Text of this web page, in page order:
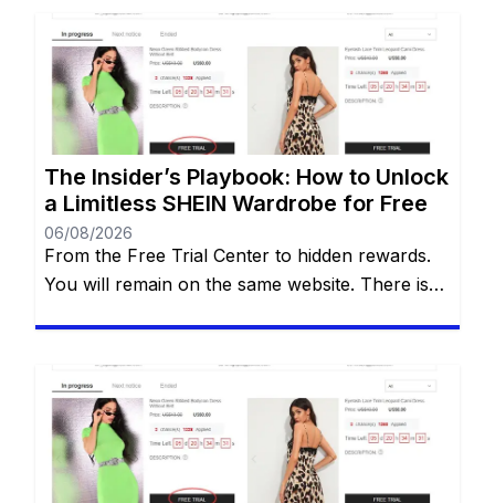
social media about the highly coveted SHEIN
Free Trial Center. However, locating this hidden
gem—and more importantly, actually getting
your applications approved—can often […]
The Insider’s Playbook: How to Unlock
a Limitless SHEIN Wardrobe for Free
06/08/2026
From the Free Trial Center to hidden rewards.
You will remain on the same website. There is
endless stream of trendy styles, the vibrant
aesthetics, and the sheer variety of options can
be incredibly addictive. However, staring down
the final checkout total […]